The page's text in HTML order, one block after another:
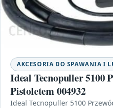
AKCESORIA DO SPAWANIA I
Ideal Tecnopuller 5100
Pistoletem 004932
Ideal Tecnopuller 5100